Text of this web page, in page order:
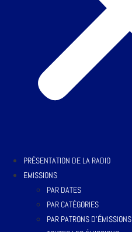
PRÉSENTATION DE LA RADIO
EMISSIONS
PAR DATES
PAR CATÉGORIES
PAR PATRONS D’ÉMISSIONS